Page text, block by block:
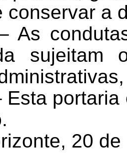
conservar a
As
Esta
20